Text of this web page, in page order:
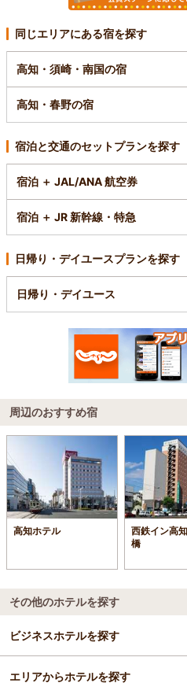
同じエリアにある宿を探す
高知・須崎・南国の宿
高知・春野の宿
宿泊と交通のセットプランを探す
宿泊 ＋ JAL/ANA 航空券
宿泊 ＋ JR 新幹線・特急
日帰り・デイユースプランを探す
日帰り・デイユース
周辺のおすすめ宿
高知ホテル
西鉄イン高
橋
その他のホテルを探す
ビジネスホテルを探す
高知県
エリアからホテルを探す